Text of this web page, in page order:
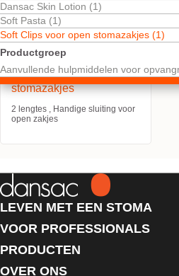
Dansac Skin Lotion (1)
Soft Pasta (1)
Soft Clips voor open stomazakjes (1)
Productgroep
Aanvullende hulpmiddelen voor
Soft Clips voor open
stomazakjes
2 lengtes , Handige sluiting voor
open zakjes
LEVEN MET EEN STOMA
VOOR PROFESSIONALS
PRODUCTEN
OVER ONS